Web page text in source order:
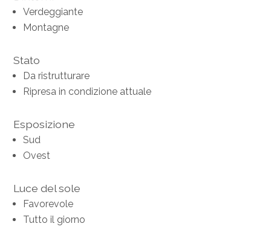
Verdeggiante
Montagne
Stato
Da ristrutturare
Ripresa in condizione attuale
Esposizione
Sud
Ovest
Luce del sole
Favorevole
Tutto il giorno